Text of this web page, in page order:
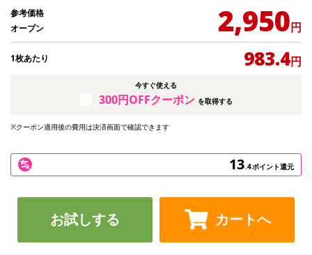
参考価格
オープン
2,950円
1枚あたり 983.4円
今すぐ使える
300円OFFクーポン を取得する
※クーポン適用後の費用は決済画面で確認できます
13.4ポイント還元
お試しする カートへ